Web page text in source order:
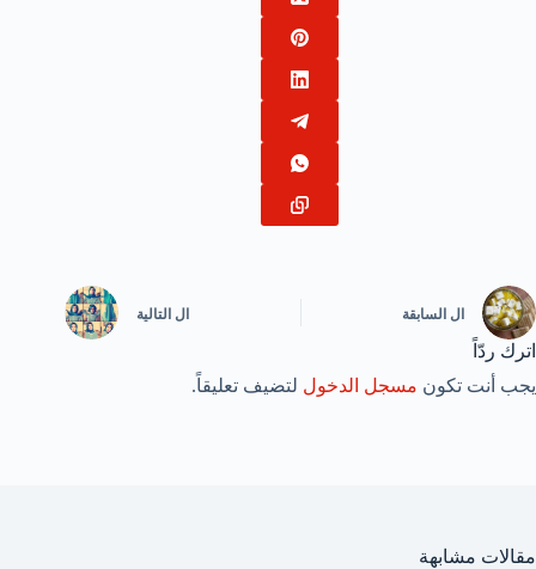
ال السابقة ال التالية
اترك ردّاً
يجب أنت تكون مسجل الدخول لتضيف تعليقاً.
مقالات مشابهة